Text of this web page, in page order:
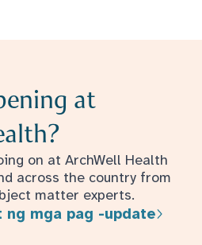
at
on at ArchWell Health
across the country from
matter experts.
ng mga pag -update